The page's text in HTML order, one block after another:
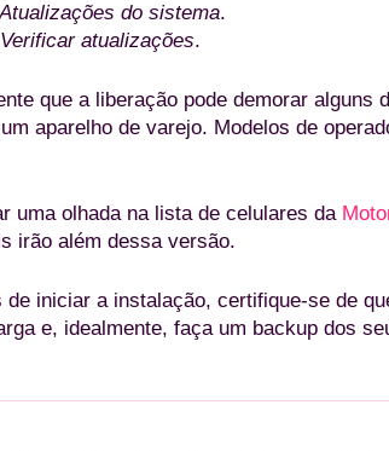
Atualizações do sistema.
Verificar atualizações.
que a liberação pode demorar alguns
aparelho de varejo. Modelos de
uma olhada na lista de celulares da
irão além dessa versão.
de iniciar a instalação, certifique-se de
e, idealmente, faça um backup dos